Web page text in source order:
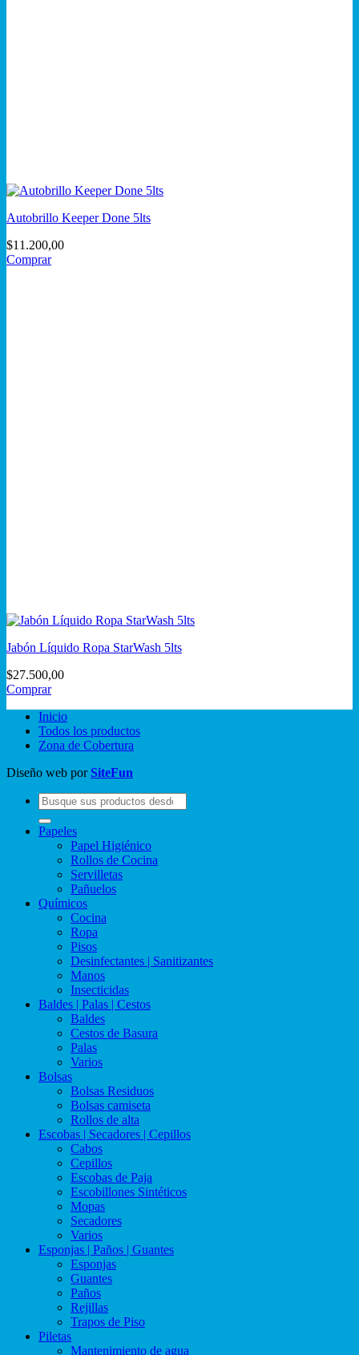
Autobrillo Keeper Done 5lts
$11.200,00
Comprar
Jabón Líquido Ropa StarWash 5lts
$27.500,00
Comprar
Inicio
Todos los productos
Zona de Cobertura
Diseño web porSiteFun
Buscar
por:
Papeles
Papel Higiénico
Rollos de Cocina
Servilletas
Pañuelos
Químicos
Cocina
Ropa
Pisos
Desinfectantes | Sanitizantes
Manos
Insecticidas
Baldes | Palas | Cestos
Baldes
Cestos de Basura
Palas
Varios
Bolsas
Bolsas Residuos
Bolsas camiseta
Rollos de alta
Escobas | Secadores | Cepillos
Cabos
Cepillos
Escobas de Paja
Escobillones Sintéticos
Mopas
Secadores
Varios
Esponjas | Paños | Guantes
Esponjas
Guantes
Paños
Rejillas
Trapos de Piso
Piletas
Mantenimiento de agua